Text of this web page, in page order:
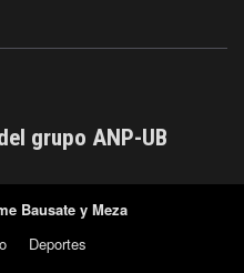
grupo ANP-UB
Bausate y Meza
Deportes